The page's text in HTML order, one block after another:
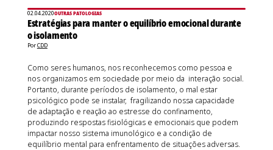
02.04.2020OUTRAS PATOLOGIAS
Estratégias para manter o equilíbrio emocional durante
o isolamento
PorCDD
Como seres humanos, nos reconhecemos como pessoa e
nos organizamos em sociedade por meio da interação social.
Portanto, durante períodos de isolamento, o mal estar
psicológico pode se instalar, fragilizando nossa capacidade
de adaptação e reação ao estresse do confinamento,
produzindo respostas fisiológicas e emocionais que podem
impactar nosso sistema imunológico e a condição de
equilíbrio mental para enfrentamento de situações adversas.